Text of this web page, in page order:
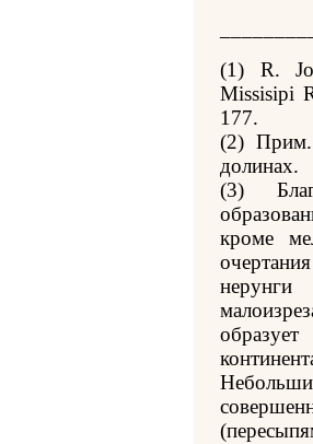
(1) R.
Missisipi
177.
(2)
долинах.
(3)
кроме